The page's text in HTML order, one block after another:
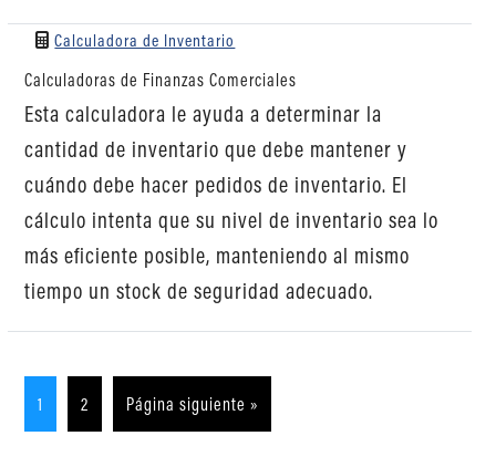
Calculadora de Inventario
Calculadoras de Finanzas Comerciales
Esta calculadora le ayuda a determinar la
cantidad de inventario que debe mantener y
cuándo debe hacer pedidos de inventario. El
cálculo intenta que su nivel de inventario sea lo
más eficiente posible, manteniendo al mismo
tiempo un stock de seguridad adecuado.
1 2 Página siguiente »